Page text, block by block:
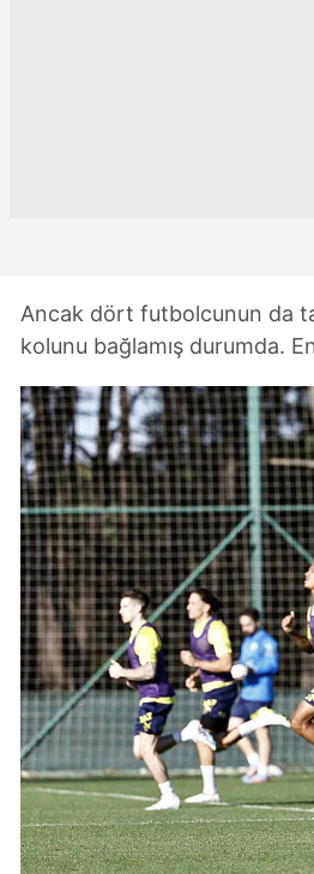
Ancak dört futbolcunun da
kolunu bağlamış durumda.